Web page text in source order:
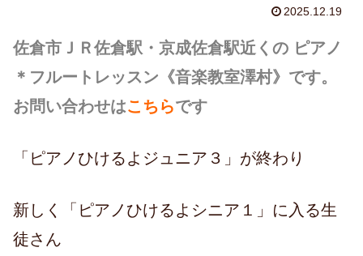
2025.12.19
佐倉市ＪＲ佐倉駅・京成佐倉駅近くの ピアノ
＊フルートレッスン 《音楽教室澤村》です。
お問い合わせはこちらです
「ピアノひけるよジュニア３」が終わり
新しく「ピアノひけるよシニア１」に入る生
徒さん